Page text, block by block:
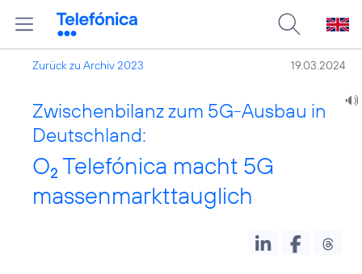
Zurück zu Archiv 2023 19.03.2024
Zwischenbilanz zum 5G-Ausbau in
Deutschland:
O2 Telefónica macht 5G
massenmarkttauglich